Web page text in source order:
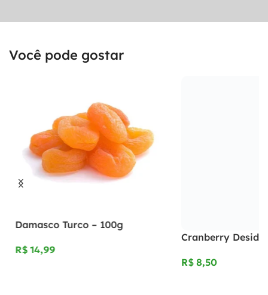
Você pode gostar
Damasco Turco – 100g
R$
Cranberry
R$